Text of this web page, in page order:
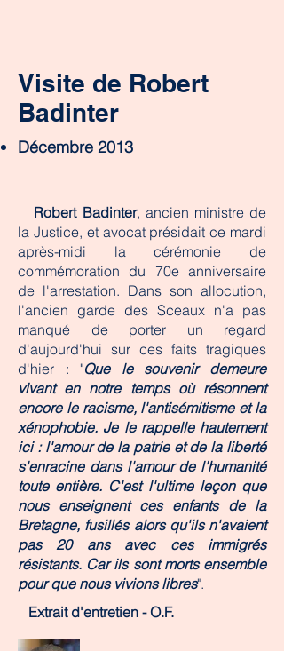
Visite de Robert
Badinter
Décembre 2013
Robert Badinter, ancien ministre de
la Justice, et avocat présidait ce mardi
après-midi la cérémonie de
commémoration du 70e anniversaire
de l'arrestation. Dans son allocution,
l'ancien garde des Sceaux n'a pas
manqué de porter un regard
d'aujourd'hui sur ces faits tragiques
d'hier : "Que le souvenir demeure
vivant en notre temps où résonnent
encore le racisme, l'antisémitisme et la
xénophobie. Je le rappelle hautement
ici : l'amour de la patrie et de la liberté
s'enracine dans l'amour de l'humanité
toute entière. C'est l'ultime leçon que
nous enseignent ces enfants de la
Bretagne, fusillés alors qu'ils n'avaient
pas 20 ans avec ces immigrés
résistants. Car ils sont morts ensemble
pour que nous vivions libres".
Extrait d'entretien - O.F.